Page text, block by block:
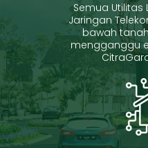
Semua Utilitas
Jaringan
bawah
mengganggu